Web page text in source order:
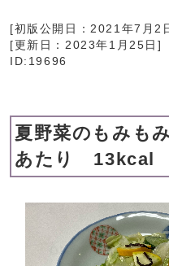
[初版公開日：2021年7月2
[更新日： 2023年1月25日 ]
ID:19696
夏野菜のもみも
あたり 13kcal